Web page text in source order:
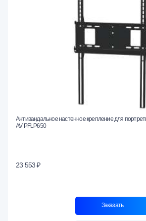
Антивандальное настенное крепление для
AV PFLP650
23 553 ₽
Заказать